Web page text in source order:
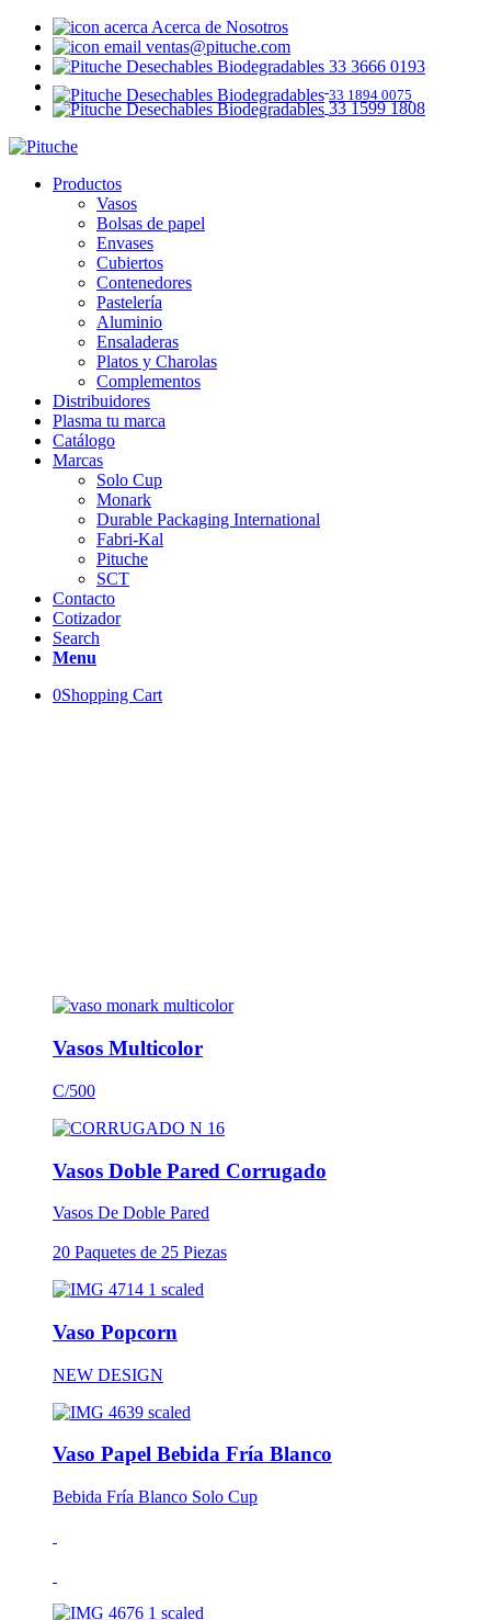
Acerca de Nosotros
ventas@pituche.com
33 3666 0193
33 1894 0075
33 1599 1808
Productos
Vasos
Bolsas de papel
Envases
Cubiertos
Contenedores
Pastelería
Aluminio
Ensaladeras
Platos y Charolas
Complementos
Distribuidores
Plasma tu marca
Catálogo
Marcas
Solo Cup
Monark
Durable Packaging International
Fabri-Kal
Pituche
SCT
Contacto
Cotizador
Search
Menu
0Shopping Cart
Vasos Multicolor
C/500
Vasos Doble Pared Corrugado
Vasos De Doble Pared
20 Paquetes de 25 Piezas
Vaso Popcorn
NEW DESIGN
Vaso Papel Bebida Fría Blanco
Bebida Fría Blanco Solo Cup